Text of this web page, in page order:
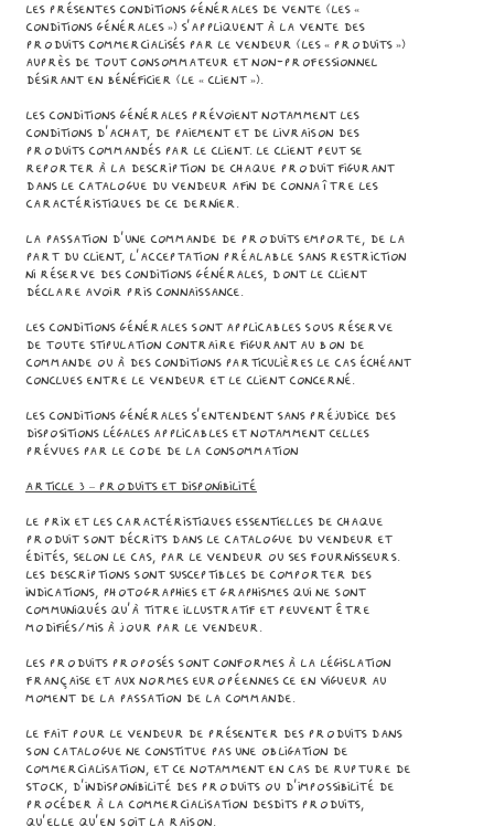
Les présentes conditions générales de vente (les «
Conditions Générales ») s'appliquent à la vente des
produits commercialisés par le Vendeur (les « Produits »)
auprès de tout consommateur et non-professionnel
désirant en bénéficier (le « Client »).
Les Conditions Générales prévoient notamment les
conditions d’achat, de paiement et de livraison des
Produits commandés par le Client. Le Client peut se
reporter à la description de chaque Produit figurant
dans le catalogue du Vendeur afin de connaître les
caractéristiques de ce dernier.
La passation d’une commande de Produits emporte, de la
part du Client, l’acceptation préalable sans restriction
ni réserve des Conditions Générales, dont le Client
déclare avoir pris connaissance.
Les Conditions Générales sont applicables sous réserve
de toute stipulation contraire figurant au bon de
commande ou à des conditions particulières le cas échéant
conclues entre le Vendeur et le Client concerné.
Les Conditions Générales s’entendent sans préjudice des
dispositions légales applicables et notamment celles
prévues par le Code de la Consommation
Article 3 – PRODUITS ET DISPONIBILITÉ
Le prix et les caractéristiques essentielles de chaque
Produit sont décrits dans le catalogue du Vendeur et
édités, selon le cas, par le Vendeur ou ses fournisseurs.
Les descriptions sont susceptibles de comporter des
indications, photographies et graphismes qui ne sont
communiqués qu’à titre illustratif et peuvent être
modifiés/mis à jour par le Vendeur.
Les Produits proposés sont conformes à la législation
française et aux normes européennes CE en vigueur au
moment de la passation de la commande.
Le fait pour le Vendeur de présenter des Produits dans
son catalogue ne constitue pas une obligation de
commercialisation, et ce notamment en cas de rupture de
stock, d’indisponibilité des Produits ou d’impossibilité de
procéder à la commercialisation desdits Produits,
qu’elle qu’en soit la raison.